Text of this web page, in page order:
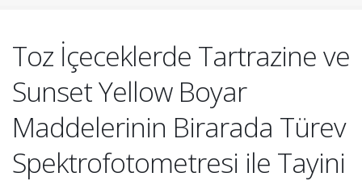
Toz İçeceklerde Tartrazine ve
Sunset Yellow Boyar
Maddelerinin Birarada Türev
Spektrofotometresi ile Tayini